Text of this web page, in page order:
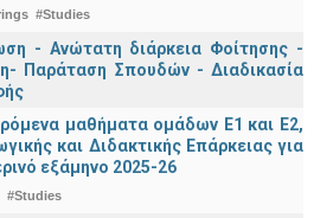
#Studies
- Ανώτατη διάρκεια Φοίτησης -
Παράταση Σπουδών - Διαδικασία
μαθήματα ομάδων Ε1 και Ε2,
και Διδακτικής Επάρκειας για
εξάμηνο 2025-26
#Studies